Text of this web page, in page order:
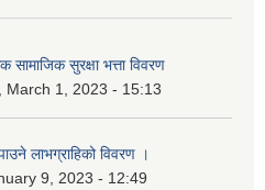
सुरक्षा भत्ता विवरण
March 1, 2023 - 15:13
लाभग्राहिको विवरण ।
9, 2023 - 12:49